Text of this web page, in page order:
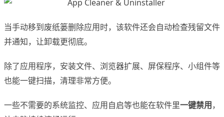
当手动移到废纸篓删除应用时，该软件还会自动检查残留文件
并通知，让卸载更彻底。
除了应用程序，安装文件、浏览器扩展、屏保程序、小组件等
也能一键扫描，清理非常方便。
一些不需要的系统监控、应用自启等也能在软件里一键禁用，